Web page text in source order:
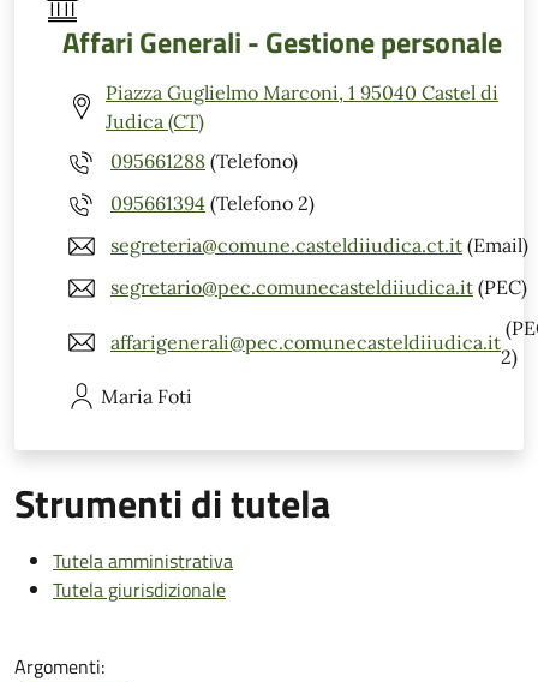
Affari Generali - Gestione personale
Piazza Guglielmo Marconi, 1 95040 Castel di
Judica (CT)
095661288 (Telefono)
095661394 (Telefono 2)
segreteria@comune.casteldiiudica.ct.it (Email)
segretario@pec.comunecasteldiiudica.it (PEC)
affarigenerali@pec.comunecasteldiiudica.it
2)
Maria Foti
Strumenti di tutela
Tutela amministrativa
Tutela giurisdizionale
Argomenti: